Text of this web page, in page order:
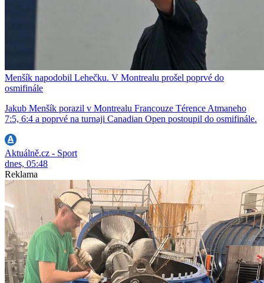
Menšík napodobil Lehečku. V Montrealu prošel poprvé do
osmifinále
Jakub Menšík porazil v Montrealu Francouze Térence Atmaneho
7:5, 6:4 a poprvé na turnaji Canadian Open postoupil do osmifinále.
Aktuálně.cz - Sport
dnes, 05:48
Reklama